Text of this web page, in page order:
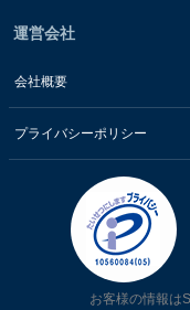
運営会社
会社概要
プライバシーポリシー
お客様の情報は